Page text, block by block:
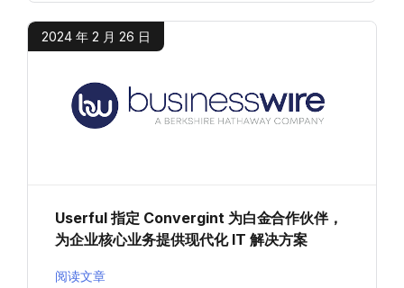
2024 年 2 月 26 日
Userful 指定 Convergint 为白金合作伙伴，
为企业核心业务提供现代化 IT 解决方案
阅读文章